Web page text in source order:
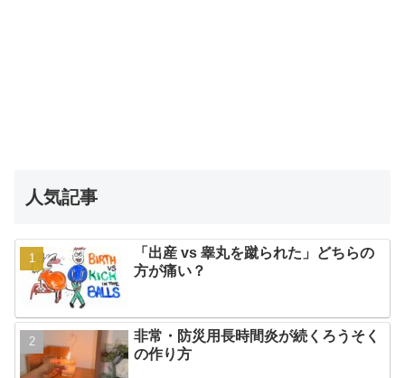
人気記事
「出産 vs 睾丸を蹴られた」どちらの
方が痛い？
非常・防災用長時間炎が続くろうそく
の作り方